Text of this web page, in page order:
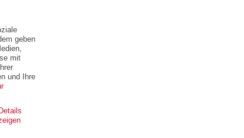
THEMA
geben
mit
und Ihre
Details